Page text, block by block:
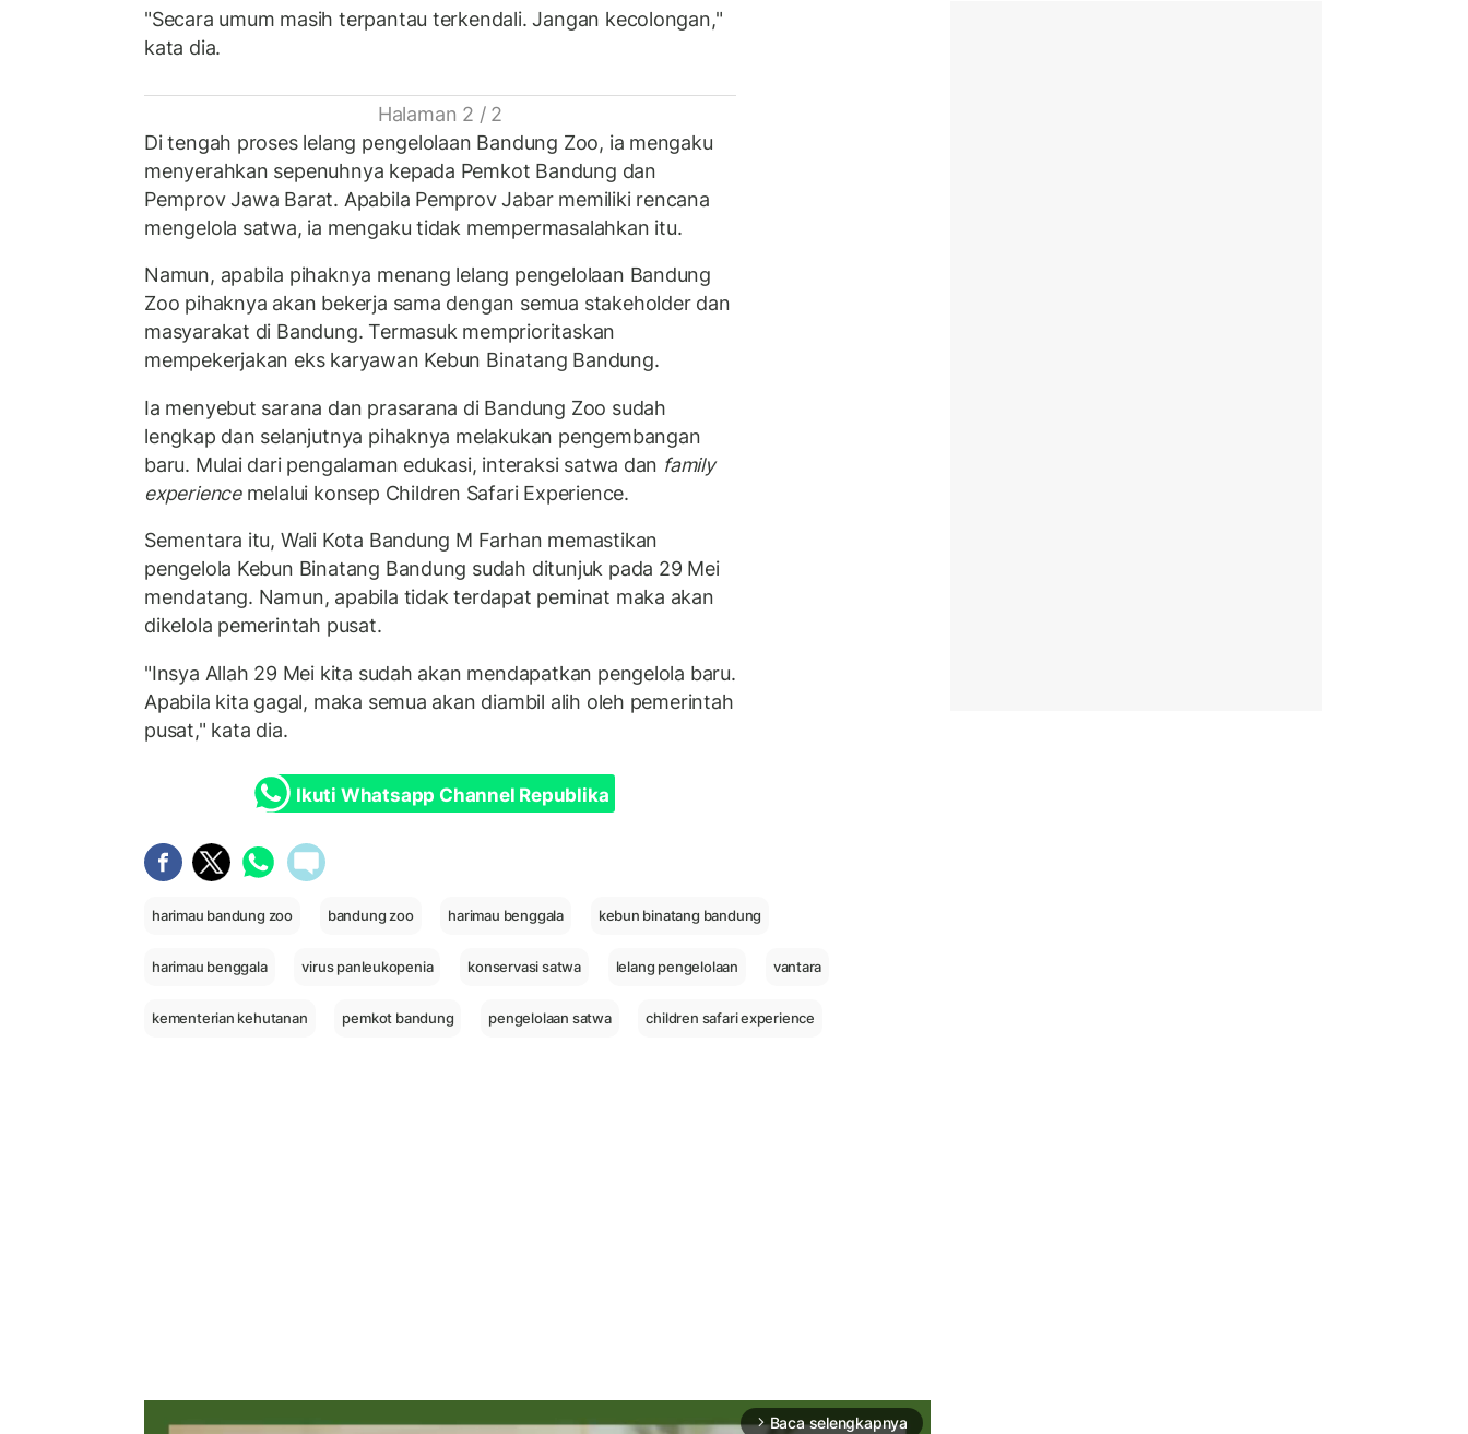
"Secara umum masih terpantau terkendali. Jangan kecolongan,"
kata dia.
Halaman 2 / 2
Di tengah proses lelang pengelolaan Bandung Zoo, ia mengaku
menyerahkan sepenuhnya kepada Pemkot Bandung dan
Pemprov Jawa Barat. Apabila Pemprov Jabar memiliki rencana
mengelola satwa, ia mengaku tidak mempermasalahkan itu.
Namun, apabila pihaknya menang lelang pengelolaan Bandung
Zoo pihaknya akan bekerja sama dengan semua stakeholder dan
masyarakat di Bandung. Termasuk memprioritaskan
mempekerjakan eks karyawan Kebun Binatang Bandung.
Ia menyebut sarana dan prasarana di Bandung Zoo sudah
lengkap dan selanjutnya pihaknya melakukan pengembangan
baru. Mulai dari pengalaman edukasi, interaksi satwa dan family
experiencemelalui konsep Children Safari Experience.
Sementara itu, Wali Kota Bandung M Farhan memastikan
pengelola Kebun Binatang Bandung sudah ditunjuk pada 29 Mei
mendatang. Namun, apabila tidak terdapat peminat maka akan
dikelola pemerintah pusat.
"Insya Allah 29 Mei kita sudah akan mendapatkan pengelola baru.
Apabila kita gagal, maka semua akan diambil alih oleh pemerintah
pusat," kata dia.
Ikuti Whatsapp Channel Republika
harimau bandung zoo bandung zoo harimau benggala kebun binatang bandung
harimau benggala virus panleukopenia konservasi satwa lelang pengelolaan vantara
kementerian kehutanan pemkot bandung pengelolaan satwa children safari experience
arrow_forward_ios Baca selengkapnya